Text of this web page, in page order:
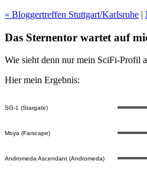
« Bloggertreffen Stuttgart/Karlsruhe |
Das Sternentor wartet auf
Wie sieht denn nur mein SciFi-Profil
Hier mein Ergebnis:
SG-1 (Stargate)
Moya (Farscape)
Andromeda Ascendant (Andromeda)